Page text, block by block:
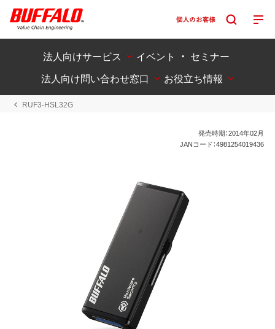
法人向けサービス
イベント ・ セミナー
法人向け問い合わせ窓口
お役立ち情報
RUF3-HSL32G
発売時期：2014年02月
JANコード：4981254019436